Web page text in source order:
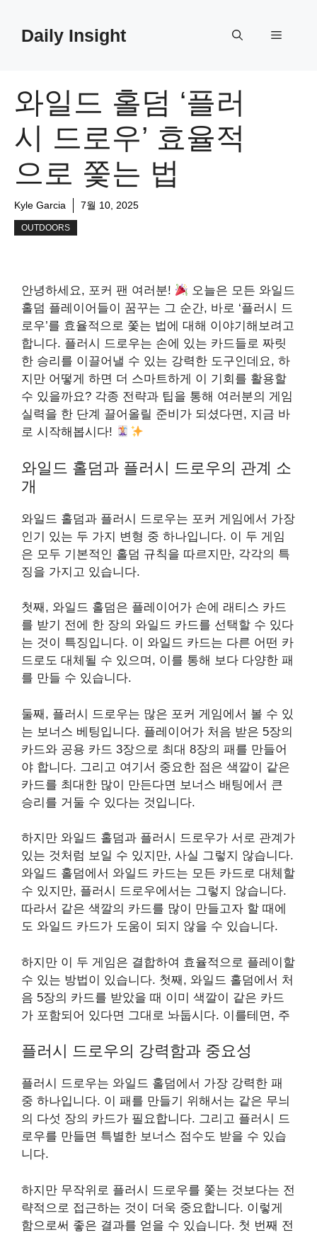
contentDaily Insight Menu
와일드 홀덤 ‘플러
시 드로우’ 효율적
으로 쫓는 법
Kyle Garcia 7월 10, 2025
OUTDOORS
안녕하세요, 포커 팬 여러분!
오늘은 모든 와일드
홀덤 플레이어들이 꿈꾸는 그 순간, 바로 ‘플러시 드
로우’를 효율적으로 쫓는 법에 대해 이야기해보려고
합니다. 플러시 드로우는 손에 있는 카드들로 짜릿
한 승리를 이끌어낼 수 있는 강력한 도구인데요, 하
지만 어떻게 하면 더 스마트하게 이 기회를 활용할
수 있을까요? 각종 전략과 팁을 통해 여러분의 게임
실력을 한 단계 끌어올릴 준비가 되셨다면, 지금 바
로 시작해봅시다!
와일드 홀덤과 플러시 드로우의 관계 소
개
와일드 홀덤과 플러시 드로우는 포커 게임에서 가장
인기 있는 두 가지 변형 중 하나입니다. 이 두 게임
은 모두 기본적인 홀덤 규칙을 따르지만, 각각의 특
징을 가지고 있습니다.
첫째, 와일드 홀덤은 플레이어가 손에 래티스 카드
를 받기 전에 한 장의 와일드 카드를 선택할 수 있다
는 것이 특징입니다. 이 와일드 카드는 다른 어떤 카
드로도 대체될 수 있으며, 이를 통해 보다 다양한 패
를 만들 수 있습니다.
둘째, 플러시 드로우는 많은 포커 게임에서 볼 수 있
는 보너스 베팅입니다. 플레이어가 처음 받은 5장의
카드와 공용 카드 3장으로 최대 8장의 패를 만들어
야 합니다. 그리고 여기서 중요한 점은 색깔이 같은
카드를 최대한 많이 만든다면 보너스 배팅에서 큰
승리를 거둘 수 있다는 것입니다.
하지만 와일드 홀덤과 플러시 드로우가 서로 관계가
있는 것처럼 보일 수 있지만, 사실 그렇지 않습니다.
와일드 홀덤에서 와일드 카드는 모든 카드로 대체할
수 있지만, 플러시 드로우에서는 그렇지 않습니다.
따라서 같은 색깔의 카드를 많이 만들고자 할 때에
도 와일드 카드가 도움이 되지 않을 수 있습니다.
하지만 이 두 게임은 결합하여 효율적으로 플레이할
수 있는 방법이 있습니다. 첫째, 와일드 홀덤에서 처
음 5장의 카드를 받았을 때 이미 색깔이 같은 카드
가 포함되어 있다면 그대로 놔둡시다. 이를테면, 주
플러시 드로우의 강력함과 중요성
플러시 드로우는 와일드 홀덤에서 가장 강력한 패
중 하나입니다. 이 패를 만들기 위해서는 같은 무늬
의 다섯 장의 카드가 필요합니다. 그리고 플러시 드
로우를 만들면 특별한 보너스 점수도 받을 수 있습
니다.
하지만 무작위로 플러시 드로우를 쫓는 것보다는 전
략적으로 접근하는 것이 더욱 중요합니다. 이렇게
함으로써 좋은 결과를 얻을 수 있습니다. 첫 번째 전